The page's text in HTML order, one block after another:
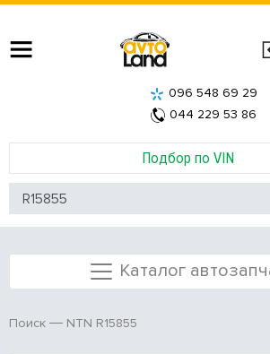
Подбор по VIN
096 548 69 29
044 229 53 86
Каталог
Поиск NTN R15855